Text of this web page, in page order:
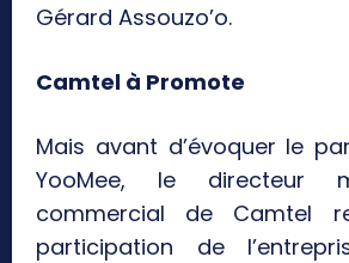
Gérard Assouzo’o.
Camtel à Promote
Mais avant d’évoquer le
YooMee, le directeur
commercial de Camtel
participation de